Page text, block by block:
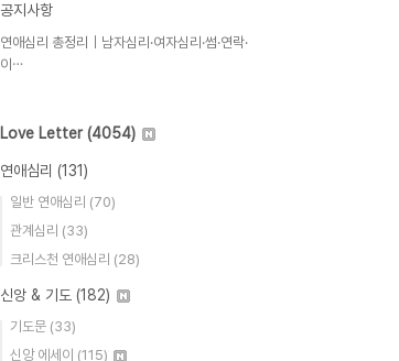
공지사항
연애심리 총정리｜남자심리·여자심리·썸·연락·
이⋯
Love Letter (4054)
연애심리 (131)
일반 연애심리 (70)
관계심리 (33)
크리스천 연애심리 (28)
신앙 & 기도 (182)
기도문 (33)
신앙 에세이 (115)